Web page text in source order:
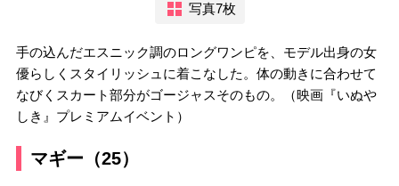
写真7枚
手の込んだエスニック調のロングワンピを、モデル出身の女
優らしくスタイリッシュに着こなした。体の動きに合わせて
なびくスカート部分がゴージャスそのもの。（映画『いぬや
しき』プレミアムイベント）
マギー（25）